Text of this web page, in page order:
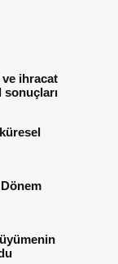
ihracat
sonuçları